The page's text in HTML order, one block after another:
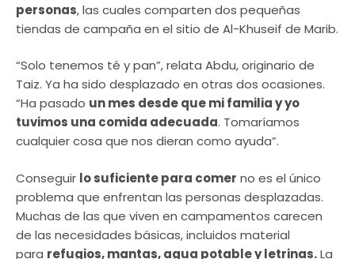
personas, las cuales comparten dos pequeñas
tiendas de campaña en el sitio de Al-Khuseif de Marib.
“Solo tenemos té y pan”, relata Abdu, originario de
Taiz. Ya ha sido desplazado en otras dos ocasiones.
“Ha pasado un mes desde que mi familia y yo
tuvimos una comida adecuada. Tomaríamos
cualquier cosa que nos dieran como ayuda”.
Conseguir lo suficiente para comer no es el único
problema que enfrentan las personas desplazadas.
Muchas de las que viven en campamentos carecen
de las necesidades básicas, incluidos material
para refugios, mantas, agua potable y letrinas.La